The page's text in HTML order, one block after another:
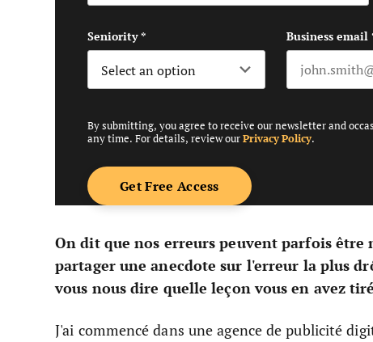
Seniority* Business email
By submitting, you agree to receive our newsletter and
any time. For details, review ourPrivacy Policy.
On dit que nos erreurs peuvent parfois être
partager une anecdote sur l'erreur la plus
vous nous dire quelle leçon vous en avez
J'ai commencé dans une agence de publicité